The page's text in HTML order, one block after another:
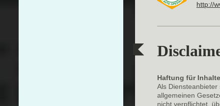
http://
Haftung für Inhalte
Als
allgemeinen
nicht verpflichtet,